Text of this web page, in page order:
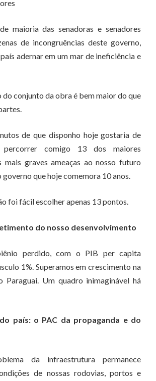
maioria das senadoras e senadores
de incongruências deste governo,
adernar em um mar de ineficiência e
do conjunto da obra é bem maior do que
de que disponho hoje gostaria de
percorrer comigo 13 dos maiores
mais graves ameaças ao nosso futuro
que hoje comemora 10 anos.
foi fácil escolher apenas 13 pontos.
do nosso desenvolvimento
perdido, com o PIB per capita
1%. Superamos em crescimento na
Paraguai. Um quadro inimaginável há
país: o PAC da propaganda e do
da infraestrutura permanece
de nossas rodovias, portos e